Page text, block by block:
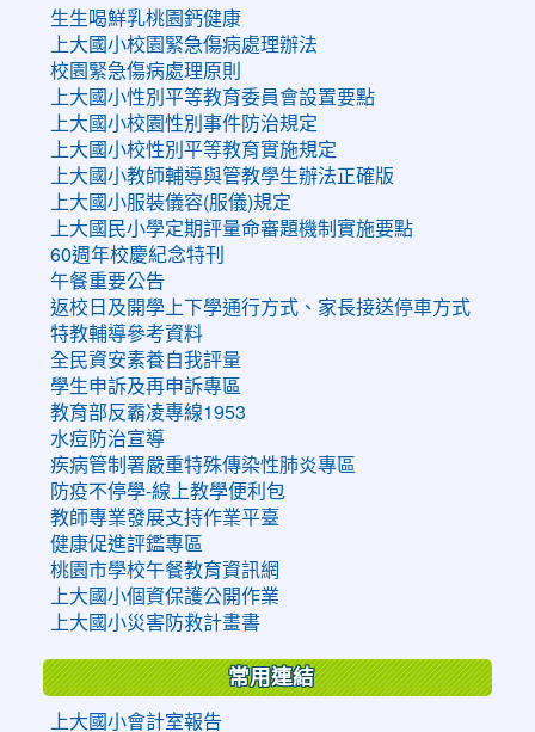
生生喝鮮乳桃園鈣健康
上大國小校園緊急傷病處理辦法
校園緊急傷病處理原則
上大國小性別平等教育委員會設置要點
上大國小校園性別事件防治規定
上大國小校性別平等教育實施規定
上大國小教師輔導與管教學生辦法正確版
上大國小服裝儀容(服儀)規定
上大國民小學定期評量命審題機制實施要點
60週年校慶紀念特刊
午餐重要公告
返校日及開學上下學通行方式、家長接送停車方式
特教輔導參考資料
全民資安素養自我評量
學生申訴及再申訴專區
教育部反霸凌專線1953
水痘防治宣導
疾病管制署嚴重特殊傳染性肺炎專區
防疫不停學-線上教學便利包
教師專業發展支持作業平臺
健康促進評鑑專區
桃園市學校午餐教育資訊網
上大國小個資保護公開作業
上大國小災害防救計畫書
常用連結
上大國小會計室報告